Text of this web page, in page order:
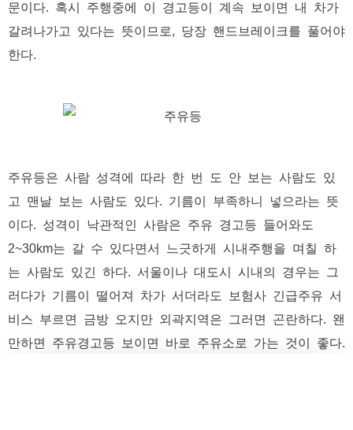
문이다. 혹시 주행중에 이 경고등이 계속 보이면 내 차가
갈려나가고 있다는 뜻이므로, 당장 핸드브레이크를 풀어야
한다.
주유등은 사람 성격에 따라 한 번 도 안 보는 사람도 있
고 맨날 보는 사람도 있다. 기름이 부족하니 넣으라는 뜻
이다. 성격이 낙관적인 사람은 주유 경고등 들어와도
2~30km는 갈 수 있다면서 느긋하게 시내주행을 며칠 하
는 사람도 있긴 하다. 서울이나 대도시 시내의 경우는 그
러다가 기름이 떨어져 차가 서더라도 보험사 긴급주유 서
비스 부르면 금방 오지만 외곽지역은 그러면 곤란하다. 왠
만하면 주유경고등 보이면 바로 주유소로 가는 것이 좋다.